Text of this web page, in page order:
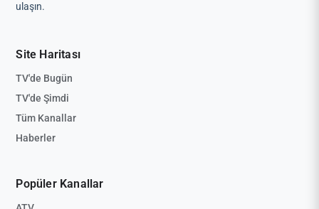
ulaşın.
Site Haritası
TV'de Bugün
TV'de Şimdi
Tüm Kanallar
Haberler
Popüler Kanallar